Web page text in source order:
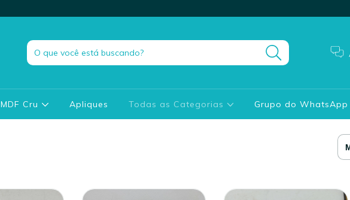
MDF Cru Apliques Todas as Categorias Grupo do WhatsApp